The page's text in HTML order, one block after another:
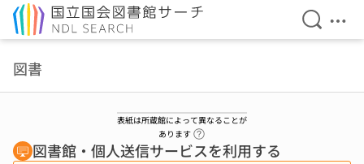
検索を
メ
図書
表紙は所蔵館によって異なることが
あります
図書館・個人送信サービスを利用する